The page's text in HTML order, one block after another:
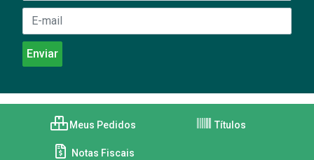
Meus Pedidos Títulos
Notas Fiscais